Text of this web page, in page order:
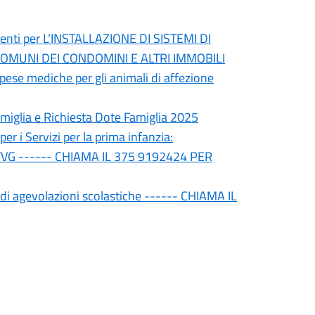
per L’INSTALLAZIONE DI SISTEMI DI
DEI CONDOMINI E ALTRI IMMOBILI
mediche per gli animali di affezione
e Richiesta Dote Famiglia 2025
i Servizi per la prima infanzia:
------ CHIAMA IL 375 9192424 PER
di agevolazioni scolastiche ------ CHIAMA IL